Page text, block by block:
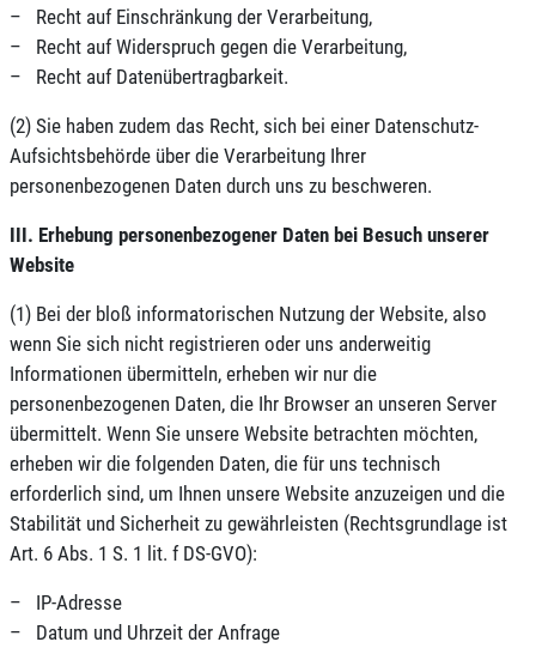
– Recht auf Einschränkung der Verarbeitung,
– Recht auf Widerspruch gegen die Verarbeitung,
– Recht auf Datenübertragbarkeit.
(2) Sie haben zudem das Recht, sich bei einer Datenschutz-
Aufsichtsbehörde über die Verarbeitung Ihrer
personenbezogenen Daten durch uns zu beschweren.
III. Erhebung personenbezogener Daten bei Besuch unserer
Website
(1) Bei der bloß informatorischen Nutzung der Website, also
wenn Sie sich nicht registrieren oder uns anderweitig
Informationen übermitteln, erheben wir nur die
personenbezogenen Daten, die Ihr Browser an unseren Server
übermittelt. Wenn Sie unsere Website betrachten möchten,
erheben wir die folgenden Daten, die für uns technisch
erforderlich sind, um Ihnen unsere Website anzuzeigen und die
Stabilität und Sicherheit zu gewährleisten (Rechtsgrundlage ist
Art. 6 Abs. 1 S. 1 lit. f DS-GVO):
– IP-Adresse
– Datum und Uhrzeit der Anfrage